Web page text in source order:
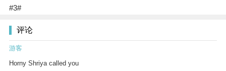
#3#
评论
游客
Horny Shriya called you